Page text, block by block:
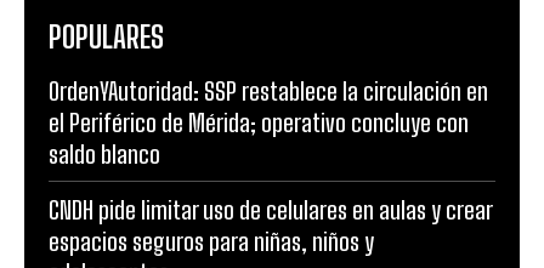
POPULARES
OrdenYAutoridad: SSP restablece la circulación en
el Periférico de Mérida; operativo concluye con
saldo blanco
CNDH pide limitar uso de celulares en aulas y crear
espacios seguros para niñas, niños y